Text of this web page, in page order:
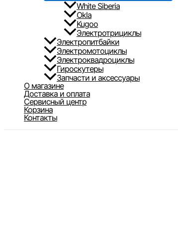
White Siberia
Okla
Kugoo
Электротрициклы
Электропитбайки
Электромотоциклы
Электроквадроциклы
Гироскутеры
Запчасти и аксессуары
О магазине
Доставка и оплата
Сервисный центр
Корзина
Контакты